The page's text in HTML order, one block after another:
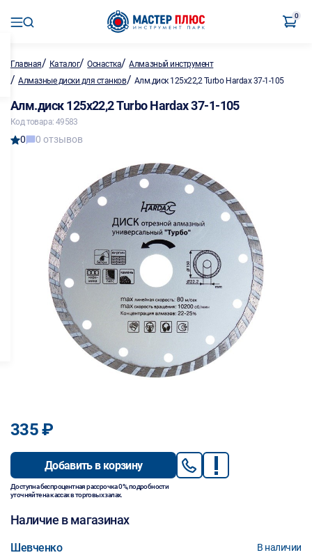
0
Главная/ Каталог/Оснастка/Алмазный инструмент
/ Алмазные диски для станков/ Алм.диск 125х22,2 Turbo Hardax 37-1-105
Алм.диск 125х22,2 Turbo Hardax 37-1-105
Код товара: 49583
0 0 отзывов
335 ₽
Добавить в корзину
Доступна беспроцентная рассрочка 0%, подробности
уточняйте на кассах в торговых залах.
Наличие в магазинах
Шевченко В наличии